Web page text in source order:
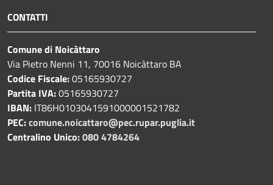
CONTATTI
Comune di Noicàttaro
Via Pietro Nenni 11, 70016 Noicàttaro BA
Codice Fiscale:05165930727
Partita IVA:05165930727
IBAN: IT86H0103041591000001521782
PEC:comune.noicattaro@pec.rupar.puglia.it
Centralino Unico:080 4784264